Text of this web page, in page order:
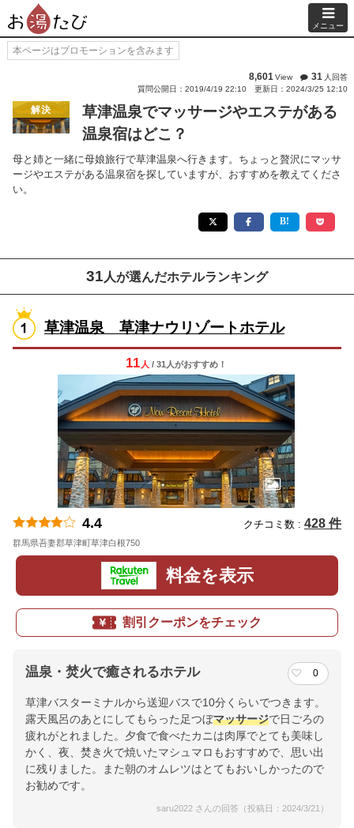
メニュー
本ページはプロモーションを含みます
8,601View 31 人回答
質問公開日：2019/4/19 22:10
更新日：2024/3/25 12:10
解決
草津温泉でマッサージやエステがある
温泉宿はどこ？
母と姉と一緒に母娘旅行で草津温泉へ行きます。ちょっと贅沢にマッサ
ージやエステがある温泉宿を探していますが、おすすめを教えてくださ
い。
31 人が選んだホテルランキング
草津温泉 草津ナウリゾートホテル
11 人 / 31人がおすすめ！
4.4 クチコミ数 : 428 件
群馬県吾妻郡草津町草津白根750
料金を表示
割引クーポンをチェック
温泉・焚火で癒されるホテル 0
草津バスターミナルから送迎バスで10分くらいでつきます。
露天風呂のあとにしてもらった足つぼマッサージで日ごろの
疲れがとれました。夕食で食べたカニは肉厚でとても美味し
かく、夜、焚き火で焼いたマシュマロもおすすめで、思い出
に残りました。また朝のオムレツはとてもおいしかったので
お勧めです。
saru2022 さんの回答（投稿日：2024/3/21）